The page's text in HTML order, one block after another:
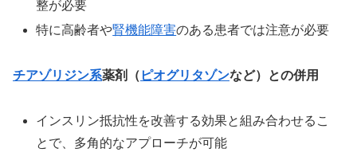
整が必要
特に高齢者や腎機能障害のある患者では注意が必要
チアゾリジン系薬剤（ ピオグリタゾンなど）との併用
インスリン抵抗性を改善する効果と組み合わせるこ
とで、多角的なアプローチが可能